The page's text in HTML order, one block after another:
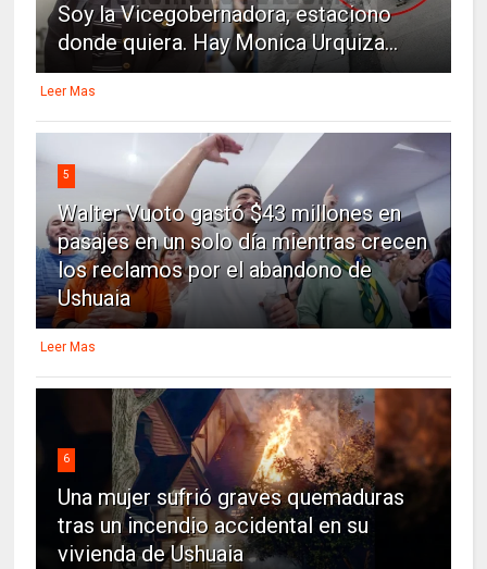
Soy la Vicegobernadora, estaciono
donde quiera. Hay Monica Urquiza...
Leer Mas
5
Walter Vuoto gastó $43 millones en
pasajes en un solo día mientras crecen
los reclamos por el abandono de
Ushuaia
Leer Mas
6
Una mujer sufrió graves quemaduras
tras un incendio accidental en su
vivienda de Ushuaia